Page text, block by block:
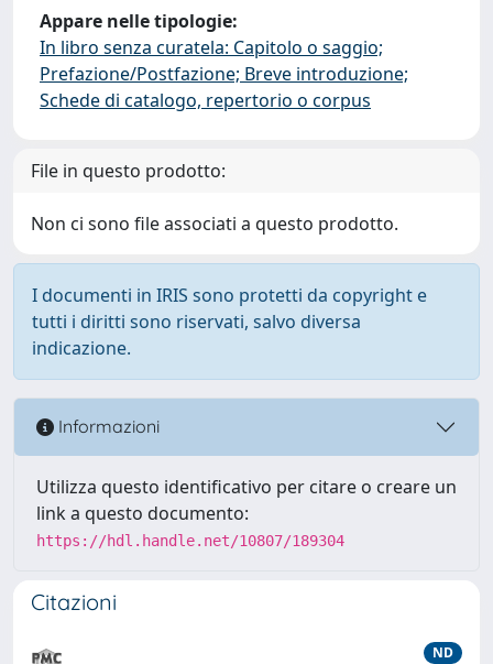
Appare nelle tipologie:
In libro senza curatela: Capitolo o saggio;
Prefazione/Postfazione; Breve introduzione;
Schede di catalogo, repertorio o corpus
File in questo prodotto:
Non ci sono file associati a questo prodotto.
I documenti in IRIS sono protetti da copyright e
tutti i diritti sono riservati, salvo diversa
indicazione.
Informazioni
Utilizza questo identificativo per citare o creare un
link a questo documento:
https://hdl.handle.net/10807/189304
Citazioni
ND